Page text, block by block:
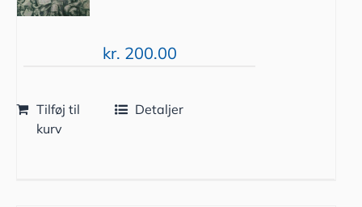
kr. 200.00
Tilføj til
kurv
Detaljer